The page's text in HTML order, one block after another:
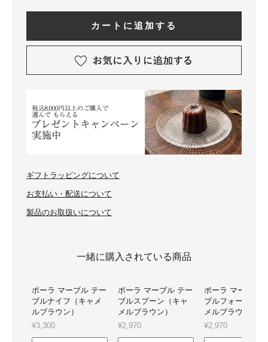
カートに追加する
ギフトラッピングについて
お支払い・配送について
製品のお取扱いについて
一緒に購入されている商品
ポーラ マーブル テー
ブルナイフ（キャメ
ルブラウン）
¥3,300
ポーラ マーブル テー
ブルスプーン（キャ
メルブラウン）
¥2,970
ポーラ マーブル
ブルフォーク（キ
メルブラウン）
¥2,970